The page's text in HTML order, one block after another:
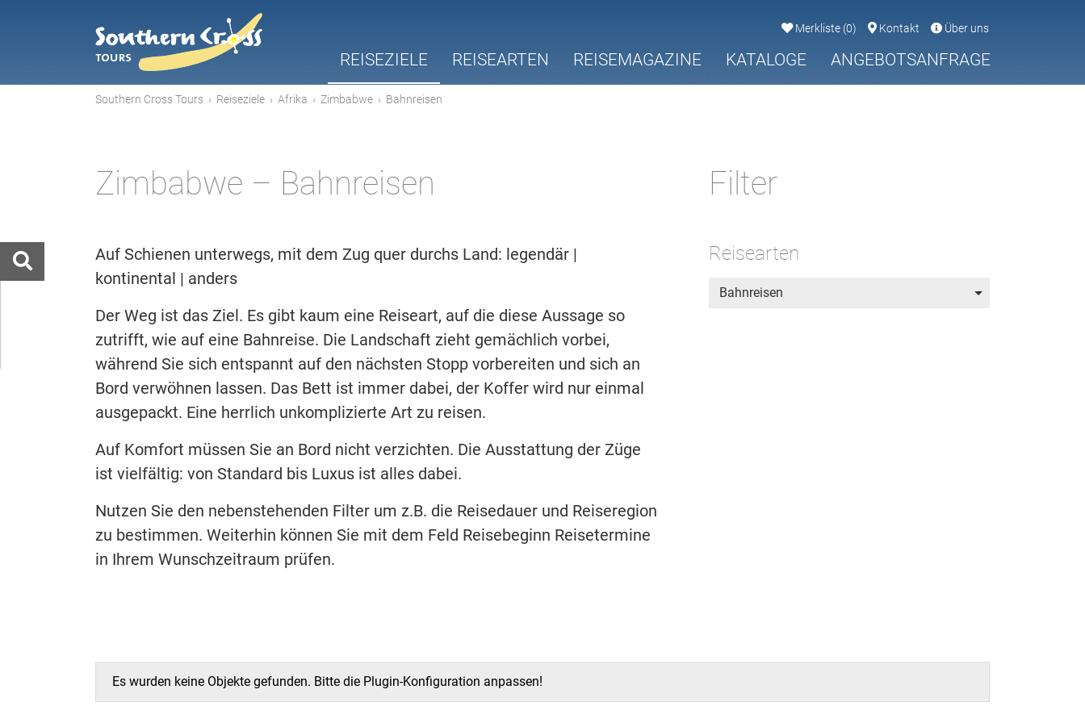
Merkliste (0) Kontakt Über uns
REISEZIELE REISEARTEN REISEMAGAZINE KATALOGE ANGEBOTSANFRAGE
Southern Cross Tours › Reiseziele › Afrika › Zimbabwe › Bahnreisen
Zimbabwe – Bahnreisen
Auf Schienen unterwegs, mit dem Zug quer durchs Land: legendär |
kontinental | anders
Der Weg ist das Ziel. Es gibt kaum eine Reiseart, auf die diese Aussage so
zutrifft, wie auf eine Bahnreise. Die Landschaft zieht gemächlich vorbei,
während Sie sich entspannt auf den nächsten Stopp vorbereiten und sich an
Bord verwöhnen lassen. Das Bett ist immer dabei, der Koffer wird nur einmal
ausgepackt. Eine herrlich unkomplizierte Art zu reisen.
Auf Komfort müssen Sie an Bord nicht verzichten. Die Ausstattung der Züge
ist vielfältig: von Standard bis Luxus ist alles dabei.
Nutzen Sie den nebenstehenden Filter um z.B. die Reisedauer und Reiseregion
zu bestimmen. Weiterhin können Sie mit dem Feld Reisebeginn Reisetermine
in Ihrem Wunschzeitraum prüfen.
Filter
Reisearten
Bahnreisen
Es wurden keine Objekte gefunden. Bitte die Plugin-Konfiguration anpassen!